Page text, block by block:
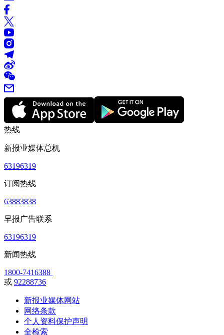
热线
新报业媒体总机
63196319
订阅热线
63883838
早报广告联系
63196319
新闻热线
1800-7416388
或 92288736
新报业媒体网站
网络条款
个人资料保护声明
全检索